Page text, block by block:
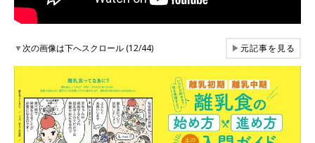
▼次の画像は下へスクロール (12/44) ▶元記事を見る